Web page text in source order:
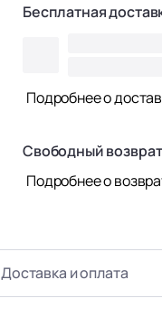
Бесплатная
Подробнее о
Свободный возврат
Подробнее о
Доставка и оплата